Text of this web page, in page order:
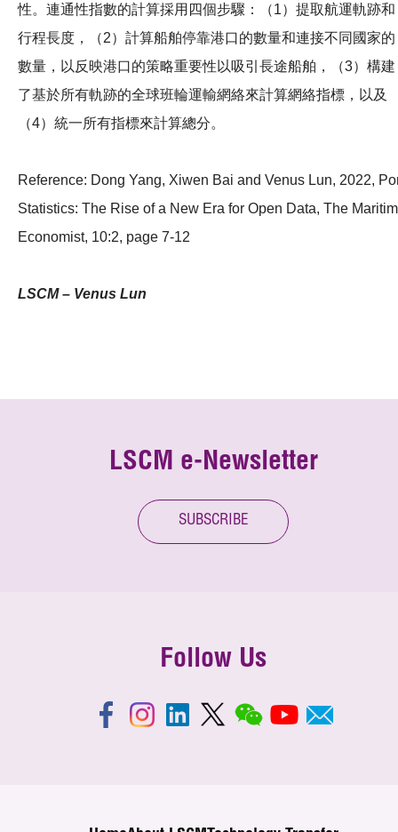
性。連通性指數的計算採用四個步驟：（1）提取航運軌跡和
行程長度，（2）計算船舶停靠港口的數量和連接不同國家的
數量，以反映港口的策略重要性以吸引長途船舶，（3）構建
了基於所有軌跡的全球班輪運輸網絡來計算網絡指標，以及
（4）統一所有指標來計算總分。
Reference: Dong Yang, Xiwen Bai and Venus Lun, 2022,
Statistics: The Rise of a New Era for Open Data, The
Economist, 10:2, page 7-12
LSCM – Venus Lun
LSCM e-Newsletter
SUBSCRIBE
Follow Us